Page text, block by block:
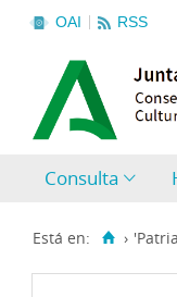
OAI RSS
Consulta
Está en: ›